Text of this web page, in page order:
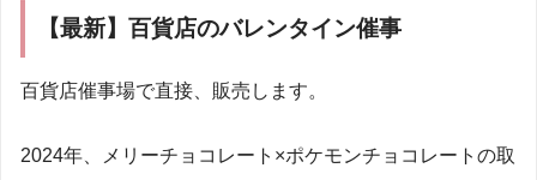
【最新】百貨店のバレンタイン催事
百貨店催事場で直接、販売します。
2024年、メリーチョコレート×ポケモンチョコレートの取